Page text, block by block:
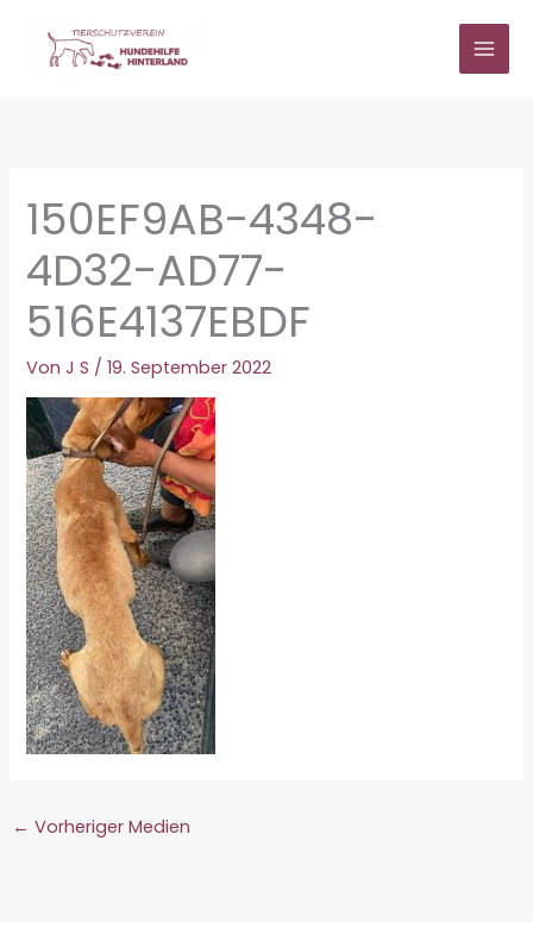
springen
150EF9AB-4348-
4D32-AD77-
516E4137EBDF
VonJ S /19. September 2022
← Vorheriger Medien